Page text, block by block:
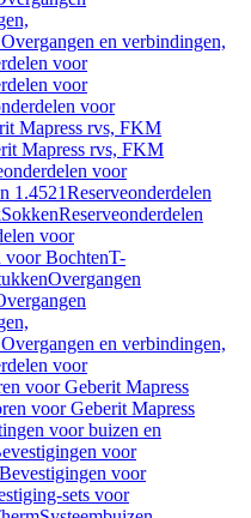
en verbindingen,
voor
voor
voor
Mapress rvs, FKM
Mapress rvs, FKM
voor
1.4521Reserveonderdelen
SokkenReserveonderdelen
voor
voor BochtenT-
Overgangen
en verbindingen,
voor
voor Geberit Mapress
voor Geberit Mapress
voor buizen en
voor
voor
sets voor